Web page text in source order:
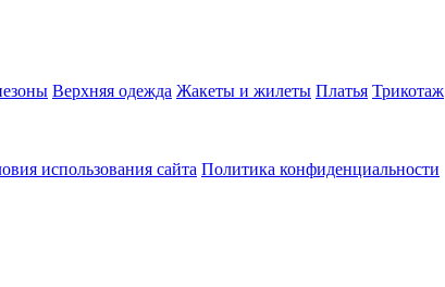
Верхняя одежда Жакеты и жилеты Платья Трикотаж
использования сайта Политика конфиденциальности